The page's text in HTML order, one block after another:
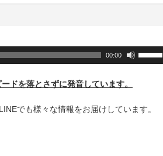
00:00
ボ
リ
ム
ドを落とさずに発音しています。
でも様々な情報をお届けしています。